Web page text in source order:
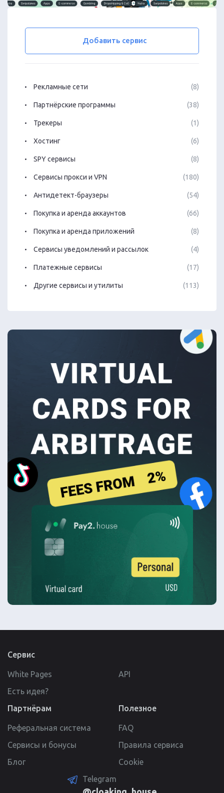
Добавить сервис
Рекламные сети (8)
Партнёрские программы (38)
Трекеры (1)
Хостинг (6)
SPY сервисы (8)
Сервисы прокси и VPN (180)
Антидетект-браузеры (54)
Покупка и аренда аккаунтов (66)
Покупка и аренда приложений (8)
Сервисы уведомлений и рассылок (4)
Платежные сервисы (17)
Другие сервисы и утилиты (113)
Сервис
White Pages
API
Есть идея?
Партнёрам
Реферальная система
Сервисы и бонусы
Блог
Полезное
FAQ
Правила сервиса
Cookie
Telegram